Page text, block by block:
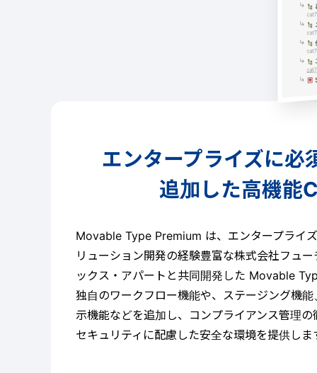
エンタープライズに必
追加した高機能
Movable Type Premium は、エンタープライ
リューション開発の経験豊富な株式会社フュ
ックス・アパートと共同開発した Movable
独自のワークフロー機能や、ステージング機
示機能などを追加し、コンプライアンス管理
セキュリティに配慮した安全な環境を提供しま